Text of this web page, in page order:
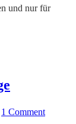
und nur für
1 Comment